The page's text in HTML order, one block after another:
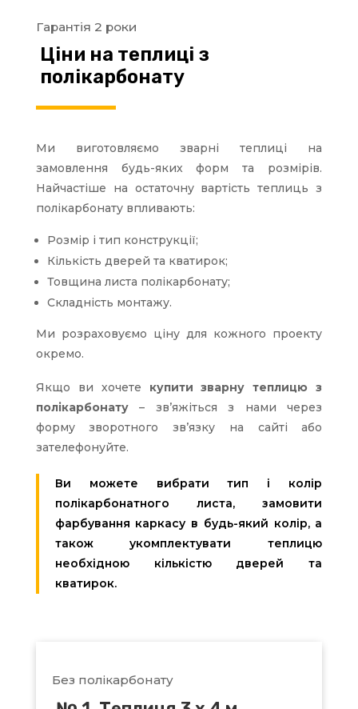
Гарантія 2 роки
Ціни на теплиці з
полікарбонату
Ми виготовляємо зварні теплиці на
замовлення будь-яких форм та розмірів.
Найчастіше на остаточну вартість теплиць з
полікарбонату впливають:
Розмір і тип конструкції;
Кількість дверей та кватирок;
Товщина листа полікарбонату;
Складність монтажу.
Ми розраховуємо ціну для кожного проекту
окремо.
Якщо ви хочете купити зварну теплицю з
полікарбонату– зв’яжіться з нами через
форму зворотного зв’язку на сайті або
зателефонуйте.
Ви можете вибрати тип і колір
полікарбонатного листа, замовити
фарбування каркасу в будь-який колір, а
також укомплектувати теплицю
необхідною кількістю дверей та
кватирок.
Без полікарбонату